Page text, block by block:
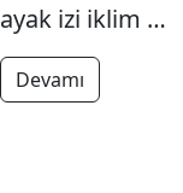
ayak izi iklim …
Devamı